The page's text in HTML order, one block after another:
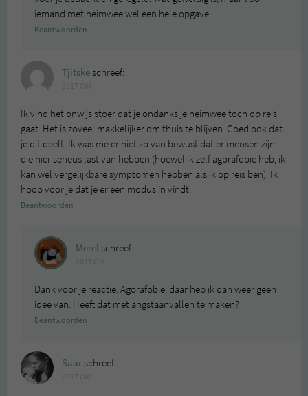
iemand met heimwee wel een hele opgave.
Beantwoorden
Tjitskeschreef:
Ik vind het onwijs stoer dat je ondanks je heimwee toch op reis
gaat. Het is zoveel makkelijker om thuis te blijven. Goed ook dat
je dit deelt. Ik was me er niet zo van bewust dat er mensen zijn
die hier serieus last van hebben (hoewel ik zelf agorafobie heb; ik
kan wel vergelijkbare symptomen hebben als ik op reis ben). Ik
hoop voor je dat je er een modus in vindt.
Beantwoorden
Merel schreef:
Dank voor je reactie. Agorafobie, daar heb ik dan weer geen
idee van. Heeft dat met angstaanvallen te maken?
Beantwoorden
Saarschreef: